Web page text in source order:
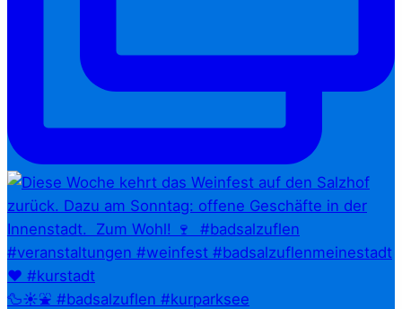
🦆☀️⛲ #badsalzuflen #kurparksee